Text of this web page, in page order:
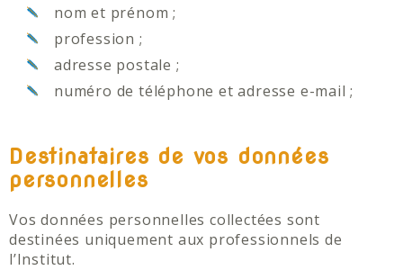
nom et prénom ;
profession ;
adresse postale ;
numéro de téléphone et adresse e-mail ;
Destinataires de vos données
personnelles
Vos données personnelles collectées sont
destinées uniquement aux professionnels de
l’Institut.